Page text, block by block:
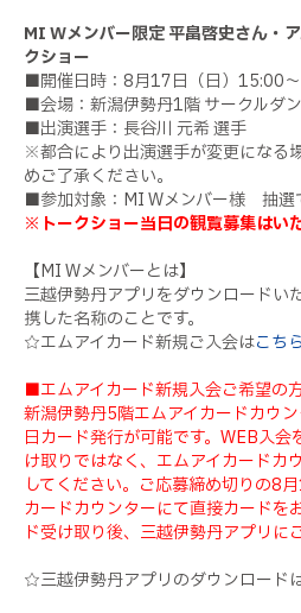
MI Wメンバー限定 平畠啓史さん・
クショー
■開催日時：8月17日（日）15:00～
■会場：新潟伊勢丹1階 サークルダ
■出演選手：長谷川 元希 選手
※都合により出演選手が変更になる
めご了承ください。
■参加対象：MI Wメンバー様 抽選
※トークショー当日の観覧募集はい
【MI Wメンバーとは】
三越伊勢丹アプリをダウンロードい
携した名称のことです。
☆エムアイカード新規ご入会はこちら
■エムアイカード新規入会ご希望の
新潟伊勢丹5階エムアイカードカウ
日カード発行が可能です。WEB入
け取りではなく、エムアイカードカ
してください。ご応募締め切りの8
カードカウンターにて直接カード
ド受け取り後、三越伊勢丹アプリに
☆三越伊勢丹アプリのダウンロード